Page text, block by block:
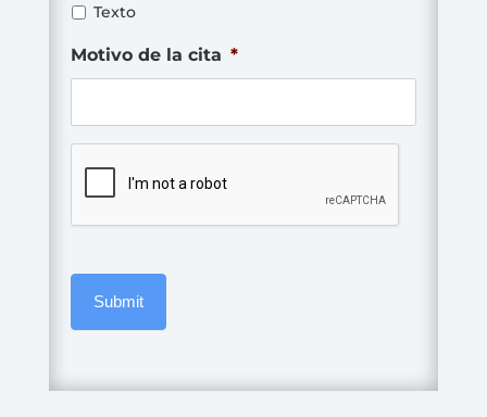
Texto
Motivo de la cita *
T
A